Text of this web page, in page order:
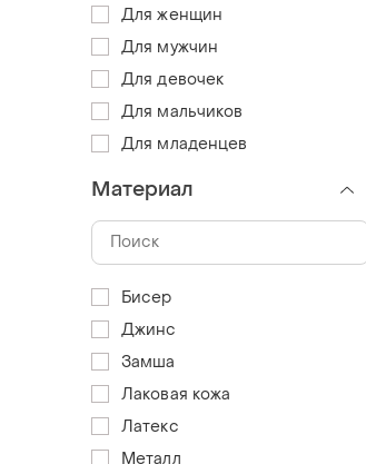
Для женщин
Для мужчин
Для девочек
Для мальчиков
Для младенцев
Материал
Бисер
Джинс
Замша
Лаковая кожа
Латекс
Металл